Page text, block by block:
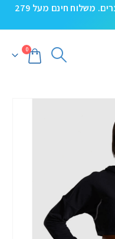
5% הנחה קופון TAKE5 בקניית 2 מוצרים. משלוח חינם מעל 279
0